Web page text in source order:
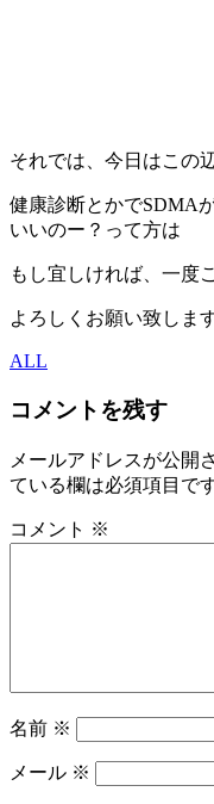
それでは、今日はこの
健康診断とかでSDMA
いいのー？って方は
もし宜しければ、一度
よろしくお願い致します
ALL
コメントを残す
メールアドレスが公開
ている欄は必須項目で
コメント ※
名前 ※
メール ※